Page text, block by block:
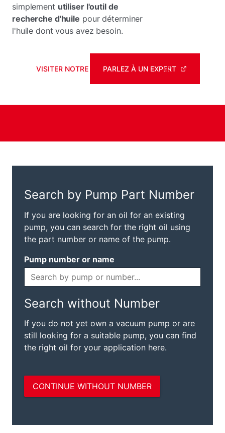
simplement utiliser l'outil de
recherche d'huile pour déterminer
l'huile dont vous avez besoin.
VISITER NOTRE BOUTIQUE EN LIGNE
PARLEZ À UN EXPERT